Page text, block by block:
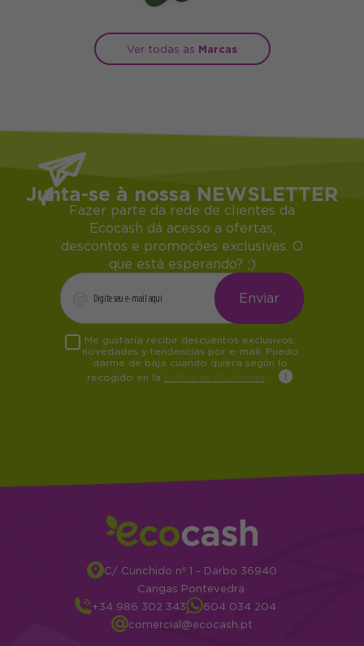
Ver todas as Marcas
Junta-se à nossa NEWSLETTER
Fazer parte da rede de clientes da
Ecocash dá acesso a ofertas,
descontos e promoções exclusivas. O
que está esperando? ;)
Me gustaría recibir descuentos exclusivos,
novedades y tendencias por e-mail. Puedo
darme de baja cuando quiera según lo
recogido en la Política de Publicidad
C/ Cunchido nº 1 - Darbo 36940
Cangas Pontevedra
+34 986 302 343
604 034 204
comercial@ecocash.pt